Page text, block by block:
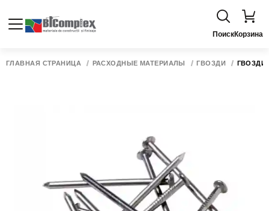
ПоискКорзина
ГЛАВНАЯ СТРАНИЦА РАСХОДНЫЕ МАТЕРИАЛЫ ГВОЗДИ ГВОЗДИ